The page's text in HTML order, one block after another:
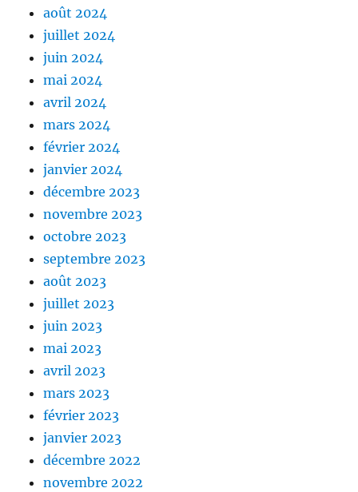
août 2024
juillet 2024
juin 2024
mai 2024
avril 2024
mars 2024
février 2024
janvier 2024
décembre 2023
novembre 2023
octobre 2023
septembre 2023
août 2023
juillet 2023
juin 2023
mai 2023
avril 2023
mars 2023
février 2023
janvier 2023
décembre 2022
novembre 2022